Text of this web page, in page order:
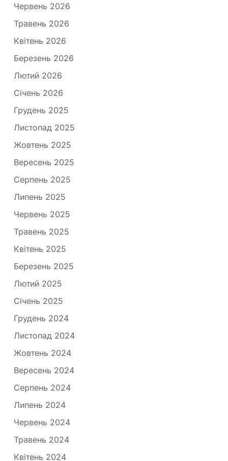
Червень 2026
Травень 2026
Квітень 2026
Березень 2026
Лютий 2026
Січень 2026
Грудень 2025
Листопад 2025
Жовтень 2025
Вересень 2025
Серпень 2025
Липень 2025
Червень 2025
Травень 2025
Квітень 2025
Березень 2025
Лютий 2025
Січень 2025
Грудень 2024
Листопад 2024
Жовтень 2024
Вересень 2024
Серпень 2024
Липень 2024
Червень 2024
Травень 2024
Квітень 2024